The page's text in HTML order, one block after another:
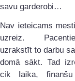
savu garderobi…
Nav ieteicams
uzreiz.
uzrakstīt to darbu
domā sākt. Tad
cik laika,